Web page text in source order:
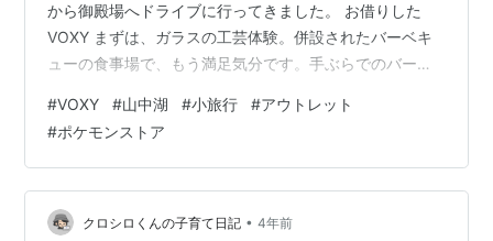
から御殿場へドライブに行ってきました。 お借りした
VOXY まずは、ガラスの工芸体験。併設されたバーベキ
ューの食事場で、もう満足気分です。手ぶらでのバーベ
思えば満足満足。 山中湖の空 その後は山中湖の周りをド
ライブしながら、御殿場へ。 御殿場ではプレミアムアウ
トレットに行きました。家族一同目当てのポケモンスト
アへ一直線。ここぞとばかりに好きなぬいぐるみや文房
具等をカゴいっぱいに詰め込んでいました。娘たちは母
#VOXY #山中湖 #小旅行 #アウトレット
#ポケモンストア
クロシロくんの子育て日記 • 4年前